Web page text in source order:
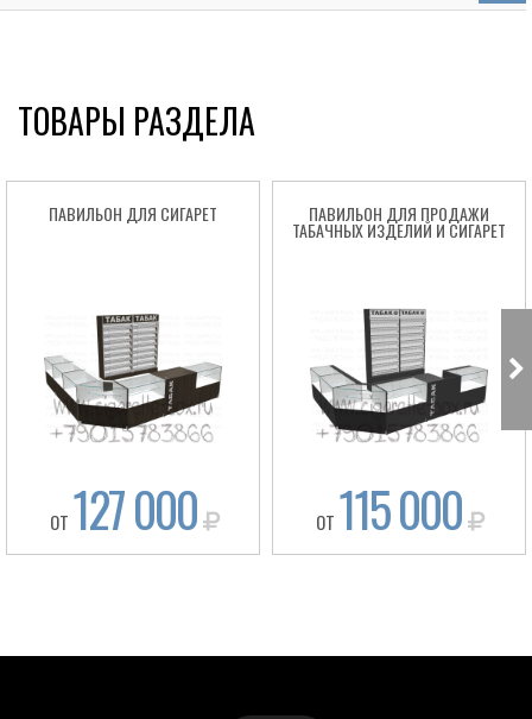
ТОВАРЫ РАЗДЕЛА
ПАВИЛЬОН ДЛЯ СИГАРЕТ
ОТ 127 000
ПАВИЛЬОН ДЛЯ ПРОДАЖИ
ТАБАЧНЫХ ИЗДЕЛИЙ И СИГАРЕТ
ОТ 115 000